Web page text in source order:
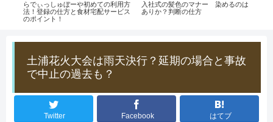
らでぃっしゅぼーや初めての利用方
法！登録の仕方と食材宅配サービス
のポイント！
入社式の髪色のマナー 染めるのは
ありか？判断の仕方
土浦花火大会は雨天決行？延期の場合と事故
で中止の過去も？
Twitter Facebook はてブ